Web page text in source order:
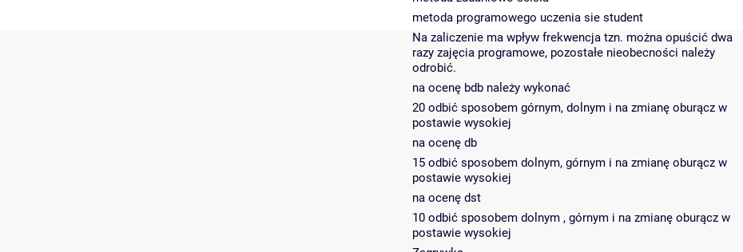
metoda programowego uczenia sie student
Na zaliczenie ma wpływ frekwencja tzn. można opuścić dwa
razy zajęcia programowe, pozostałe nieobecności należy
odrobić.
na ocenę bdb należy wykonać
20 odbić sposobem górnym, dolnym i na zmianę oburącz w
postawie wysokiej
na ocenę db
15 odbić sposobem dolnym, górnym i na zmianę oburącz w
postawie wysokiej
na ocenę dst
10 odbić sposobem dolnym , górnym i na zmianę oburącz w
postawie wysokiej